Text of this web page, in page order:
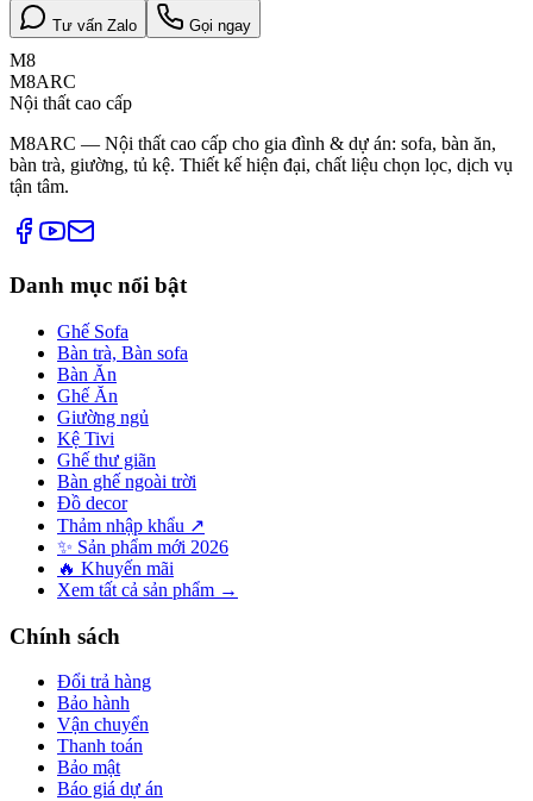
Tư vấn Zalo Gọi ngay
M8
M8ARC
Nội thất cao cấp
M8ARC — Nội thất cao cấp cho gia đình & dự án: sofa, bàn ăn,
bàn trà, giường, tủ kệ. Thiết kế hiện đại, chất liệu chọn lọc, dịch vụ
tận tâm.
Danh mục nổi bật
Ghế Sofa
Bàn trà, Bàn sofa
Bàn Ăn
Ghế Ăn
Giường ngủ
Kệ Tivi
Ghế thư giãn
Bàn ghế ngoài trời
Đồ decor
Thảm nhập khẩu ↗
✨ Sản phẩm mới 2026
🔥 Khuyến mãi
Xem tất cả sản phẩm →
Chính sách
Đổi trả hàng
Bảo hành
Vận chuyển
Thanh toán
Bảo mật
Báo giá dự án